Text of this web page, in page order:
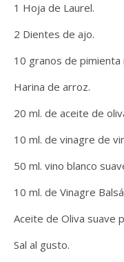
1 Hoja de Laurel.
2 Dientes de ajo.
10 granos de pimienta
Harina de arroz.
20 ml. de aceite de
10 ml. de vinagre de
50 ml. vino blanco
10 ml. de Vinagre
Aceite de Oliva suave
Sal al gusto.